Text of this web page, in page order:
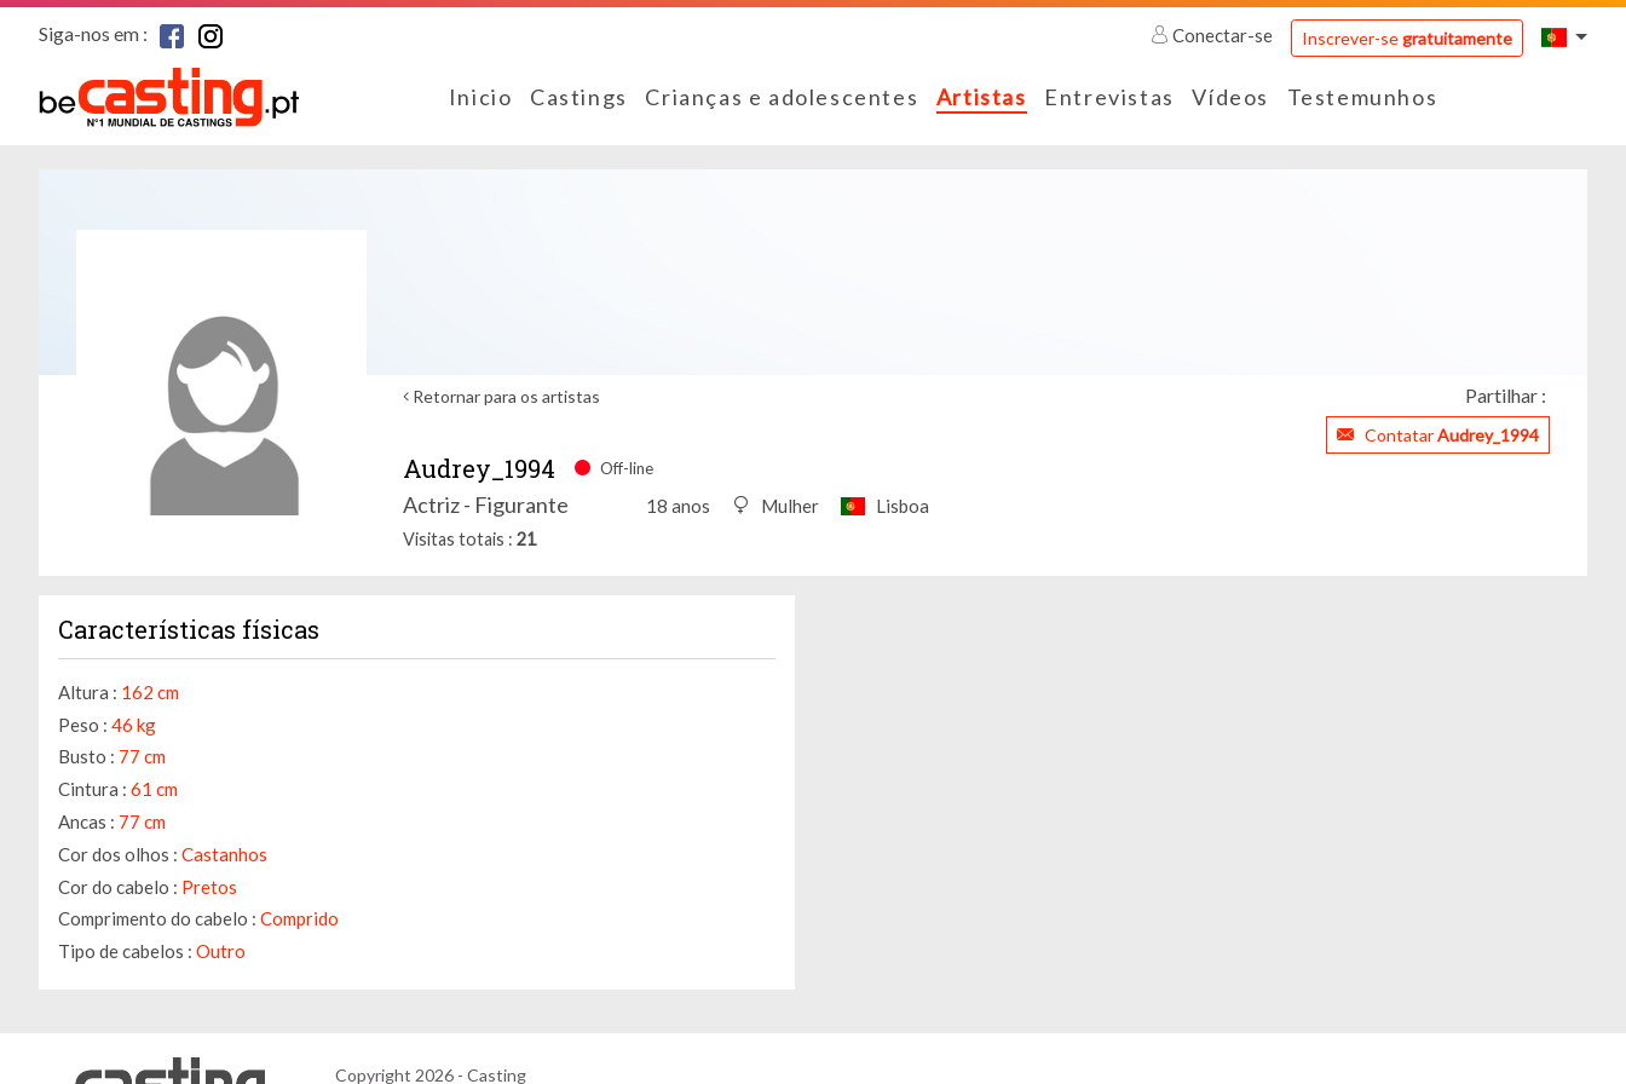
Siga-nos em : Conectar-se Inscrever-segratuitamente
Inicio Castings Crianças e adolescentes Artistas Entrevistas Vídeos Testemunhos
Retornar para os artistas Partilhar :
ContatarAudrey_1994
Audrey_1994 Off-line
Actriz - Figurante 18 anos Mulher Lisboa
Visitas totais 21
Características físicas
Altura : 162 cm
Peso : 46 kg
Busto : 77 cm
Cintura : 61 cm
Ancas : 77 cm
Cor dos olhos : Castanhos
Cor do cabelo : Pretos
Comprimento do cabelo : Comprido
Tipo de cabelos : Outro
Copyright 2026 - Casting